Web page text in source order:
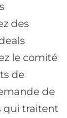
des
le comité
de
de
qui traitent